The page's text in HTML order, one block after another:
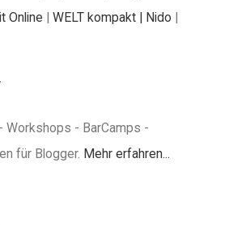
Online | WELT kompakt | Nido |
Workshops - BarCamps -
für Blogger. Mehr erfahren...